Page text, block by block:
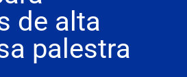
de alta
palestra